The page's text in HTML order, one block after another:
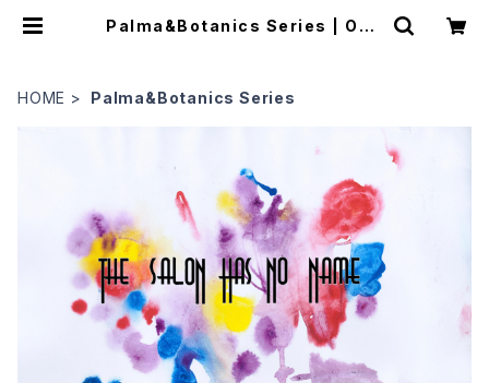
Palma&Botanics Series | ONL
HOME
Palma&Botanics Series